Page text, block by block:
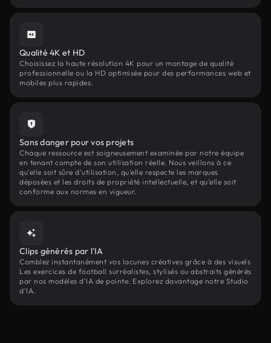
Qualité 4K et HD
Choisissez la haute résolution 4K pour un montage de qualité
professionnelle ou la HD optimisée pour des performances web et
mobiles plus rapides.
Sans danger pour vos projets
Chaque ressource est soigneusement examinée par notre équipe
en tenant compte de son utilisation réelle. Nous veillons à ce
qu'elle soit sûre d'utilisation, qu'elle respecte les marques
déposées et les droits de propriété intellectuelle, et qu'elle soit
conforme aux normes en vigueur.
Clips générés par l'IA
Comblez instantanément vos lacunes créatives grâce à des visuels
Les exercices de football surréalistes, stylisés ou abstraits générés
par nos modèles d'IA de pointe. Explorez davantage notre Studio
d'IA.